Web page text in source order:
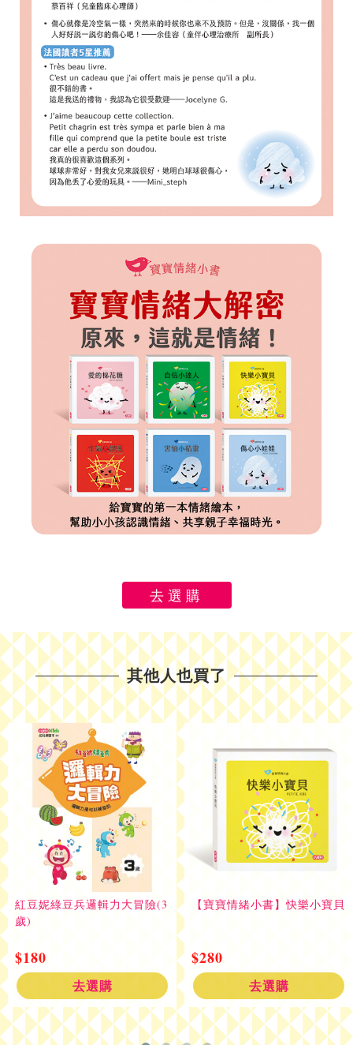
去選購
其他人也買了
紅豆妮綠豆兵邏輯力大冒險(3
歲)
$180
去選購
【寶寶情緒小書】快樂小寶貝
$280
去選購